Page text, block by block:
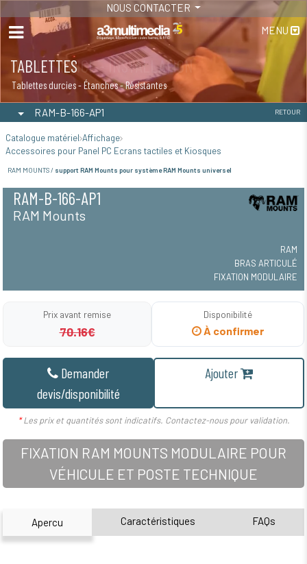
NOUS CONTACTER
MENU
TABLETTES
Tablettes durcies - Étanches - Résistantes
RAM-B-166-AP1 RETOUR
Catalogue matériel Affichage
Accessoires pour Panel PC Ecrans tactiles et Kiosques
RAM MOUNTS / support RAM Mounts pour système RAM Mounts universel
RAM-B-166-AP1
RAM Mounts
RAM
BRAS ARTICULÉ
FIXATION MODULAIRE
Prix avant remise
70.16€
Disponibilité
À confirmer
Demander
devis/disponibilité
Ajouter
*Les prix et quantités sont indicatifs. Contactez-nous pour validation.
FIXATION RAM MOUNTS MODULAIRE POUR
VÉHICULE ET POSTE TECHNIQUE
Apercu Caractéristiques FAQs